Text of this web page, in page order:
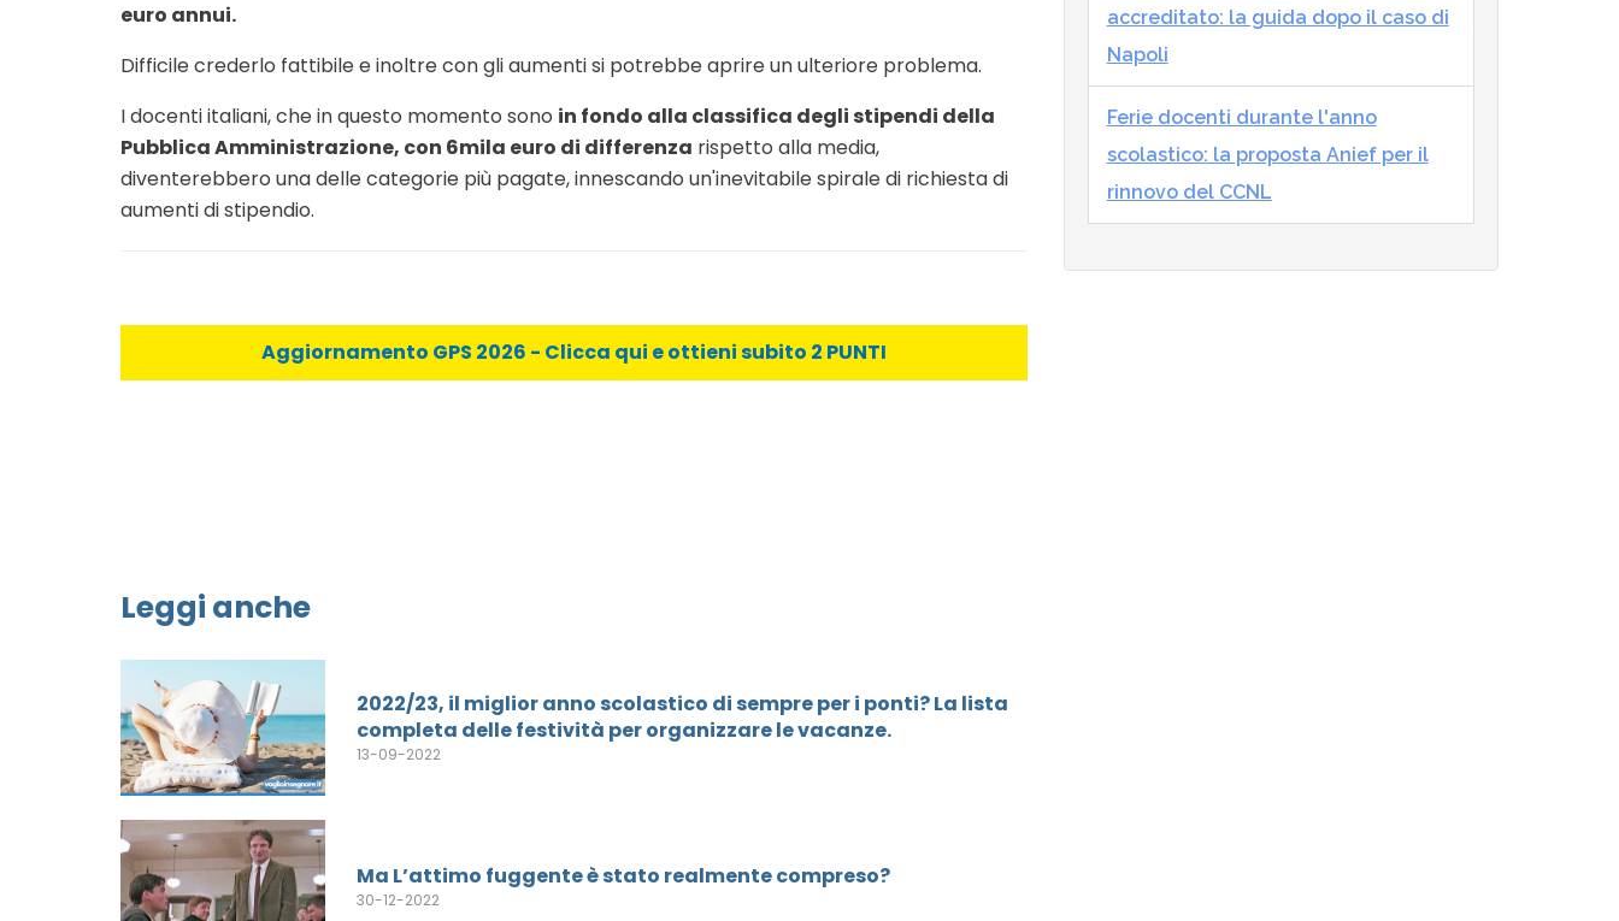
euro annui.
Difficile crederlo fattibile e inoltre con gli aumenti si potrebbe aprire un ulteriore problema.
I docenti italiani, che in questo momento sono in fondo alla classifica degli stipendi della
Pubblica Amministrazione, con 6mila euro di differenza rispetto alla media,
diventerebbero una delle categorie più pagate, innescando un'inevitabile spirale di richiesta di
aumenti di stipendio.
Aggiornamento GPS 2026 - Clicca qui e ottieni subito 2 PUNTI
Leggi anche
2022/23, il miglior anno scolastico di sempre per i ponti? La lista
completa delle festività per organizzare le vacanze.
13-09-2022
Ma L’attimo fuggente è stato realmente compreso?
30-12-2022
accreditato: la guida dopo il caso di
Napoli
Ferie docenti durante l'anno
scolastico: la proposta Anief per il
rinnovo del CCNL